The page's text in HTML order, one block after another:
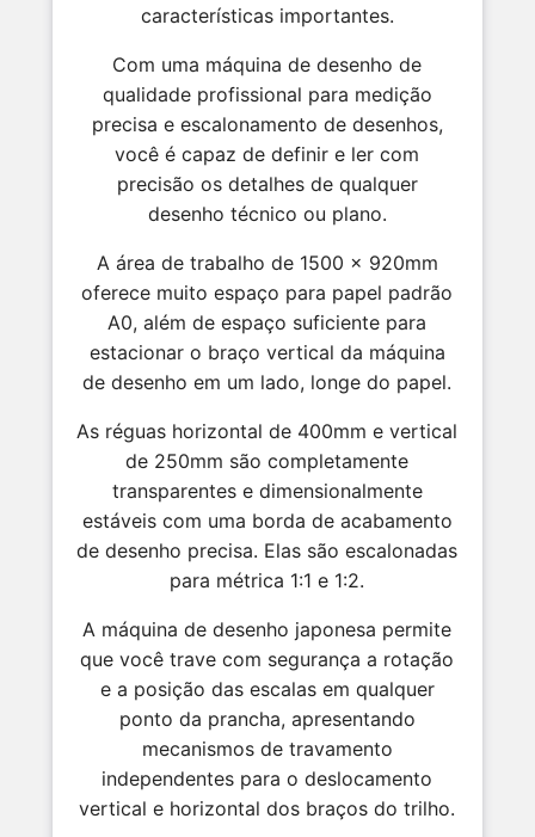
características importantes.
Com uma máquina de desenho de
qualidade profissional para medição
precisa e escalonamento de desenhos,
você é capaz de definir e ler com
precisão os detalhes de qualquer
desenho técnico ou plano.
A área de trabalho de 1500 x 920mm
oferece muito espaço para papel padrão
A0, além de espaço suficiente para
estacionar o braço vertical da máquina
de desenho em um lado, longe do papel.
As réguas horizontal de 400mm e vertical
de 250mm são completamente
transparentes e dimensionalmente
estáveis com uma borda de acabamento
de desenho precisa. Elas são escalonadas
para métrica 1:1 e 1:2.
A máquina de desenho japonesa permite
que você trave com segurança a rotação
e a posição das escalas em qualquer
ponto da prancha, apresentando
mecanismos de travamento
independentes para o deslocamento
vertical e horizontal dos braços do trilho.